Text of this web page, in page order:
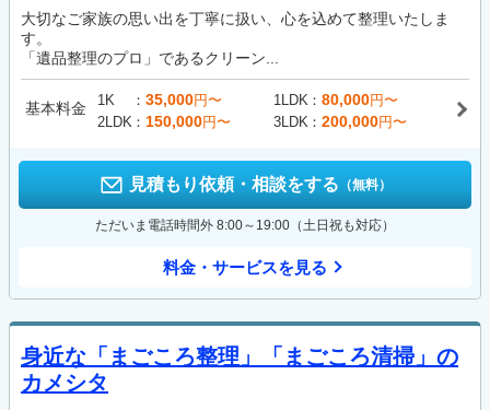
大切なご家族の思い出を丁寧に扱い、心を込めて整理いたしま
す。
「遺品整理のプロ」であるクリーン...
基本料金 1K 35,000円〜 1LDK 80,000円〜
2LDK
150,000円〜 3LDK 200,000円〜
見積もり依頼・相談をする （無料）
ただいま電話時間外 8:00～19:00（土日祝も対応）
料金・サービスを見る
身近な「まごころ整理」「まごころ清掃」の
カメシタ